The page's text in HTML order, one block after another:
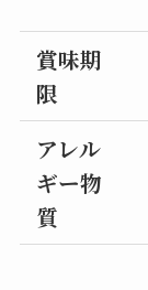
賞味期
限
アレル
ギー物
質